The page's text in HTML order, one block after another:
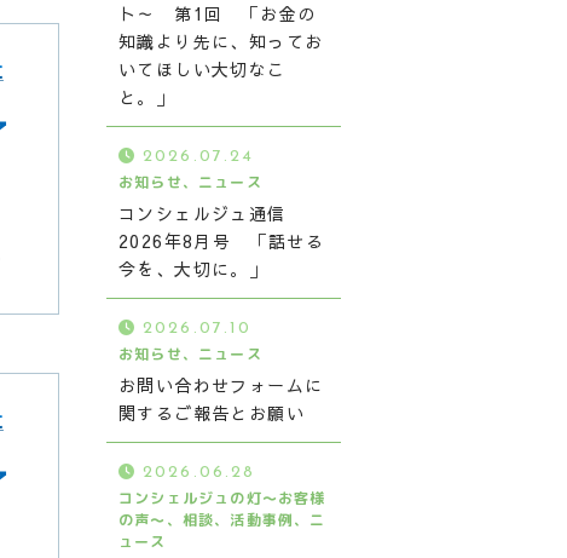
ト～ 第1回 「お金の
知識より先に、知ってお
いてほしい大切なこ
と。」
2026.07.24
お知らせ、ニュース
コンシェルジュ通信
2026年8月号 「話せる
今を、大切に。」
2026.07.10
お知らせ、ニュース
お問い合わせフォームに
関するご報告とお願い
2026.06.28
コンシェルジュの灯～お客様
の声～、相談、活動事例、ニ
ュース